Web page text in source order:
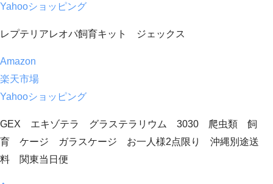
Yahooショッピング
レプテリアレオパ飼育キット ジェックス
Amazon
楽天市場
Yahooショッピング
GEX エキゾテラ グラステラリウム 3030 爬虫類 飼
育 ケージ ガラスケージ お一人様2点限り 沖縄別途送
料 関東当日便